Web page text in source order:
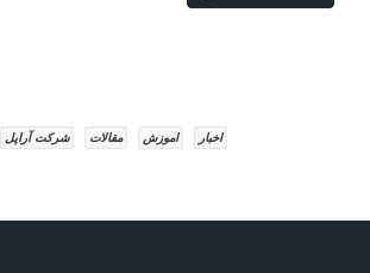
اخبار اموزش مقالات شرکت آراپل